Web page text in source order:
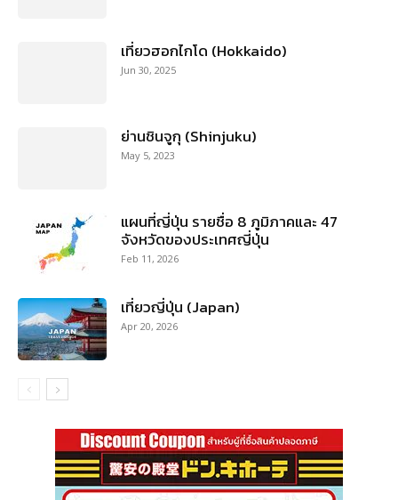
เที่ยวฮอกไกโด (Hokkaido)
Jun 30, 2025
ย่านชินจูกุ (Shinjuku)
May 5, 2023
แผนที่ญี่ปุ่น รายชื่อ 8 ภูมิภาคและ 47
จังหวัดของประเทศญี่ปุ่น
Feb 11, 2026
เที่ยวญี่ปุ่น (Japan)
Apr 20, 2026